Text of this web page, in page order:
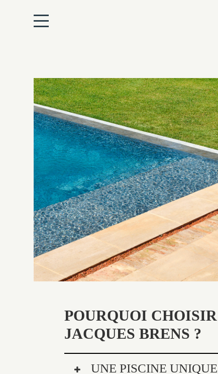
POURQUOI
JACQUES BRENS ?
UNE PISCINE UNIQUE